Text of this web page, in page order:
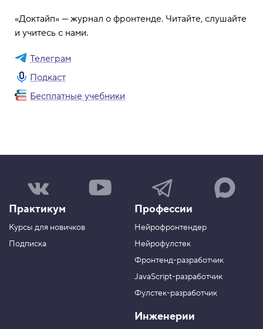
«Доктайп» — журнал о фронтенде. Читайте, слушайте
и учитесь с нами.
Телеграм
Подкаст
Бесплатные учебники
а
а
р
у
Н
а
а
к
н
а
в
e
e
Н
а
ш
в
A
Практикум
Курсы для новичков
Подписка
Профессии
Нейрофронтендер
Нейрофулстек
Фронтенд-разработчик
JavaScript-разработчик
Фулстек-разработчик
Инженерии